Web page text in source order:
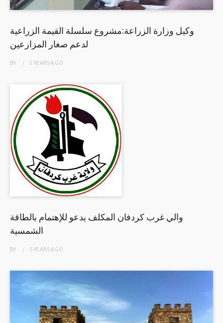
وكيل وزارة الزراعة:مشروع سلسلة القيمة الزراعية
لدعم صغار المزارعين
BY 5 YEARSAGO
والي غرب كردفان المكلف يدعو للإهتمام بالطاقة
الشمسية
BY 5 YEARSAGO